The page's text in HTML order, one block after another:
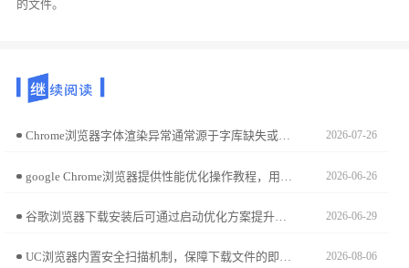
的文件。
Chrome浏览器字体渲染异常通常源于字库缺失或硬件加速驱动兼容问题。本文提供从样式强制复位到驱动环境适配的解决方案，助您还原锐利清晰的排版视觉。 2026-07-26
2026-06-26
谷歌浏览器下载安装后可通过启动优化方案提升浏览器启动速度，用户可改善性能和响应时间，实现更流畅的浏览体验和高效操作。 2026-06-29
UC浏览器内置安全扫描机制，保障下载文件的即时安全。本文详细指导如何开启下载后自动杀毒扫描功能，为您的移动设备构筑严密防线，从源头杜绝恶意软件威胁。 2026-08-06